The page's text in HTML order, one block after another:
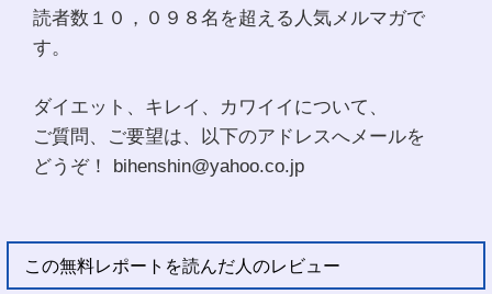
読者数１０，０９８名を超える人気メルマガで
す。
ダイエット、キレイ、カワイイについて、
ご質問、ご要望は、以下のアドレスへメールを
どうぞ！ bihenshin@yahoo.co.jp
この無料レポートを読んだ人のレビュー